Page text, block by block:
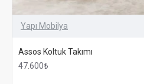
Yapı Mobilya
Assos Koltuk Takımı
47.600₺